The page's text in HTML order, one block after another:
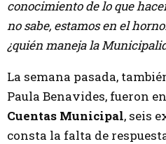
conocimiento de lo que
no sabe, estamos en el
¿quién maneja la
La semana pasada,
Paula Benavides, fueron
Cuentas Municipal, seis
consta la falta de